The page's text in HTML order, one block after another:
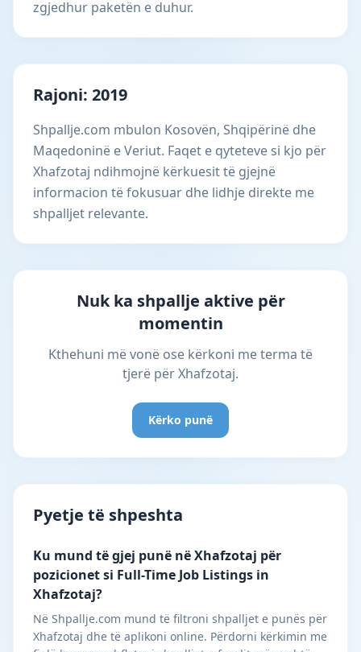
zgjedhur paketën e duhur.
Rajoni: 2019
Shpallje.com mbulon Kosovën, Shqipërinë dhe
Maqedoninë e Veriut. Faqet e qyteteve si kjo për
Xhafzotaj ndihmojnë kërkuesit të gjejnë
informacion të fokusuar dhe lidhje direkte me
shpalljet relevante.
Nuk ka shpallje aktive për
momentin
Kthehuni më vonë ose kërkoni me terma të
tjerë për Xhafzotaj.
Kërko punë
Pyetje të shpeshta
Ku mund të gjej punë në Xhafzotaj për
pozicionet si Full-Time Job Listings in
Xhafzotaj?
Në Shpallje.com mund të filtroni shpalljet e punës për
Xhafzotaj dhe të aplikoni online. Përdorni kërkimin me